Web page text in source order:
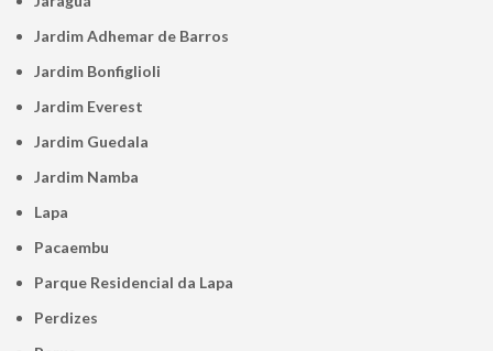
Jardim Adhemar de Barros
Jardim Bonfiglioli
Jardim Everest
Jardim Guedala
Jardim Namba
Lapa
Pacaembu
Parque Residencial da Lapa
Perdizes